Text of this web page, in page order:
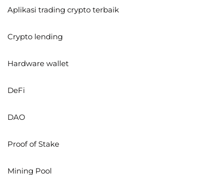
Aplikasi trading crypto terbaik
Crypto lending
Hardware wallet
DeFi
DAO
Proof of Stake
Mining Pool